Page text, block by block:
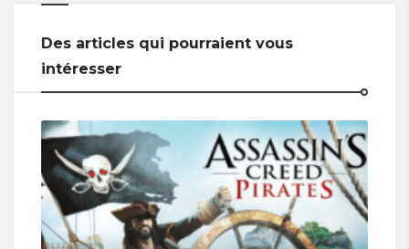
Des articles qui pourraient vous
intéresser